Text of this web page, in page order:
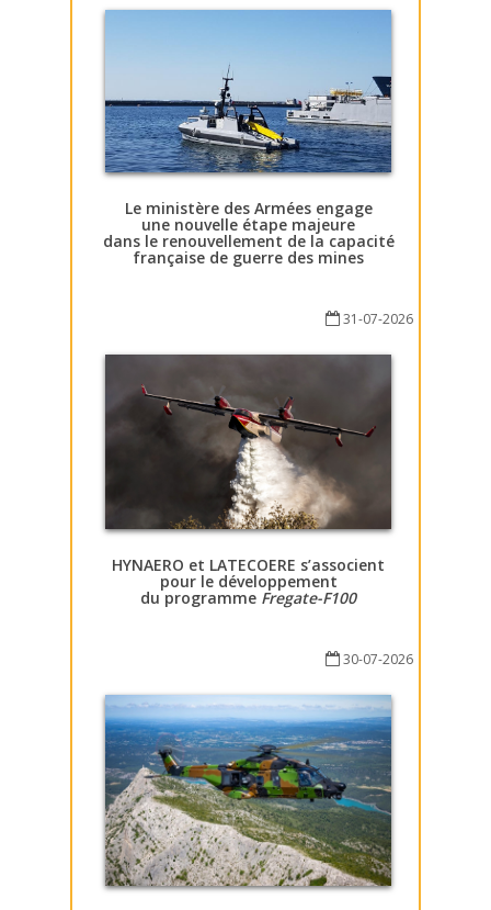
Le ministère des Armées engage
une nouvelle étape majeure
dans le renouvellement de la capacité
française de guerre des mines
31-07-2026
HYNAERO et LATECOERE s’associent
pour le développement
du programme Fregate-F100
30-07-2026